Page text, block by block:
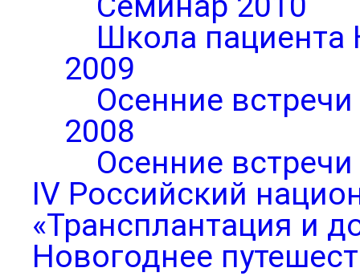
Школа пациента
2009
Осенние
2008
Осенние
IV Российский
«Трансплантация и
Новогоднее